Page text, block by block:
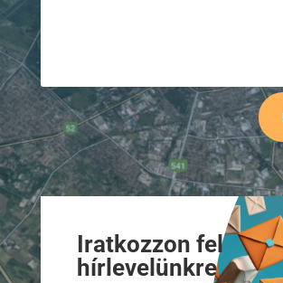
Iratkozzon fel
hírlevelünkre